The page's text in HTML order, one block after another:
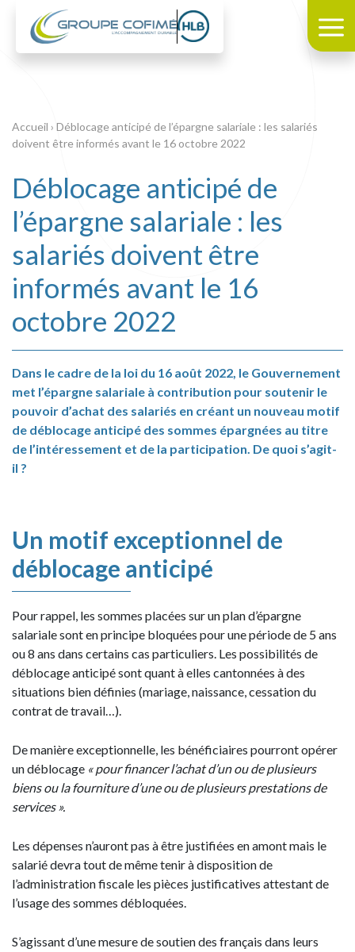
Accueil › Déblocage anticipé de l’épargne salariale : les salariés
doivent être informés avant le 16 octobre 2022
Déblocage anticipé de
l’épargne salariale : les
salariés doivent être
informés avant le 16
octobre 2022
Dans le cadre de la loi du 16 août 2022, le Gouvernement
met l’épargne salariale à contribution pour soutenir le
pouvoir d’achat des salariés en créant un nouveau motif
de déblocage anticipé des sommes épargnées au titre
de l’intéressement et de la participation. De quoi s’agit-
il ?
Un motif exceptionnel de
déblocage anticipé
Pour rappel, les sommes placées sur un plan d’épargne
salariale sont en principe bloquées pour une période de 5 ans
ou 8 ans dans certains cas particuliers. Les possibilités de
déblocage anticipé sont quant à elles cantonnées à des
situations bien définies (mariage, naissance, cessation du
contrat de travail…).
De manière exceptionnelle, les bénéficiaires pourront opérer
un déblocage « pour financer l’achat d’un ou de plusieurs
biens ou la fourniture d’une ou de plusieurs prestations de
services ».
Les dépenses n’auront pas à être justifiées en amont mais le
salarié devra tout de même tenir à disposition de
l’administration fiscale les pièces justificatives attestant de
l’usage des sommes débloquées.
S’agissant d’une mesure de soutien des français dans leurs